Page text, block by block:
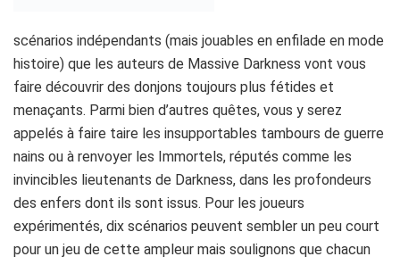
nains ou à renvoyer les Immortels, réputés comme les
invincibles lieutenants de Darkness, dans les profondeurs
des enfers dont ils sont issus. Pour les joueurs
expérimentés, dix scénarios peuvent sembler un peu court
pour un jeu de cette ampleur mais soulignons que chacun
d’eux a été savamment travaillé et nécessitera une
approche ingénieuse et coordonnée pour en venir à bout. A
eux dix, ils représentent donc potentiellement des dizaines
d’heures de jeu et il ne faut pas oublier que la communauté
de fans est déjà à l’œuvre pour proposer sur les forums